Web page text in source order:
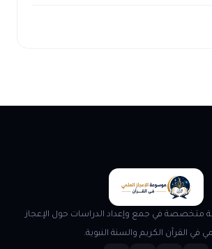
متخصصة في جمع وإعداد الدراسات حول الإعجاز
في القرآن الكريم والسنة النبوية.